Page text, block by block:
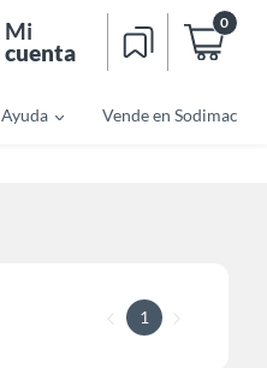
Mi
cuenta
0
Ayuda Vende en Sodimac
1